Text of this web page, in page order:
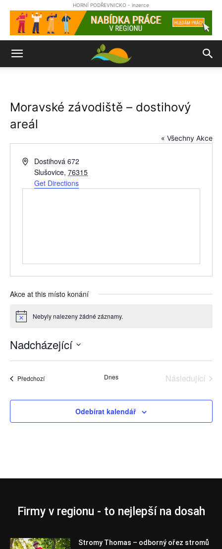
HORNÍ PODŘEVNICKO - inzerce
Moravské závodiště – dostihový
areál
« Všechny Akce
AddressDostihová 672
Slušovice, 76315
Get Directions
Akce at this místo konání
Notice Nebyly nalezeny žádné záznamy.
Nadcházející
PředchozíAkce Dnes
Následující
Odebírat kalendář
Firmy v regionu - to nejlepší na dosah
Stromy Thomas – odborný ořez stromů